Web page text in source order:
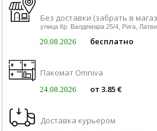
Без доставки (забрать в
улица Кр. Валдемара 25/4, Рига,
20.08.2026 бесплатно
Пакомат Omniva
24.08.2026 от 3.85 €
Доставка курьером